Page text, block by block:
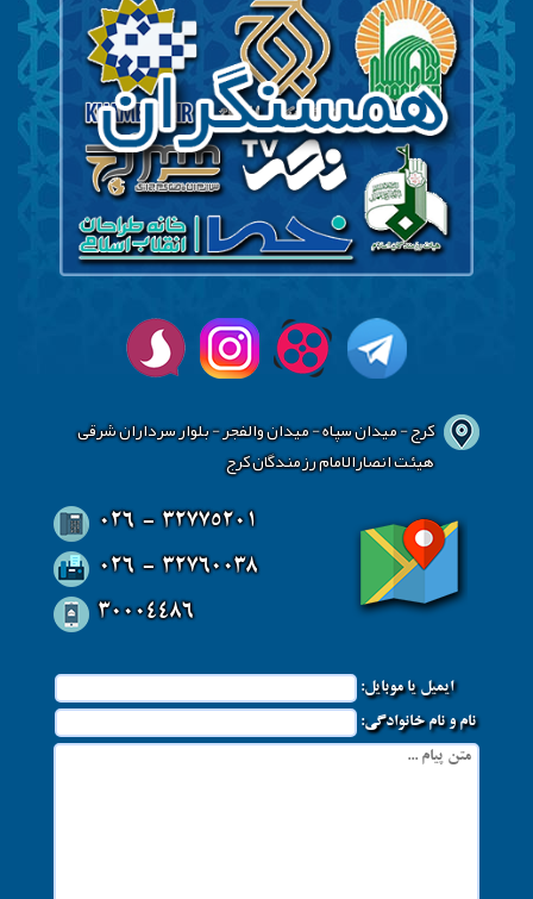
کرج - میدان سپاه - میدان والفجر - بلوار سرداران شرقی
هیئت انصارالامام رزمندگان کرج
026 - 32775201
026 - 32760038
30004486
ایمیل یا موبایل:
نام و نام خانوادگی: